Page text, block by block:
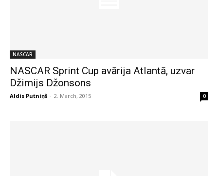
NASCAR
NASCAR Sprint Cup avārija Atlantā, uzvar
Džimijs Džonsons
Aldis Putniņš - 2. March, 2015 0